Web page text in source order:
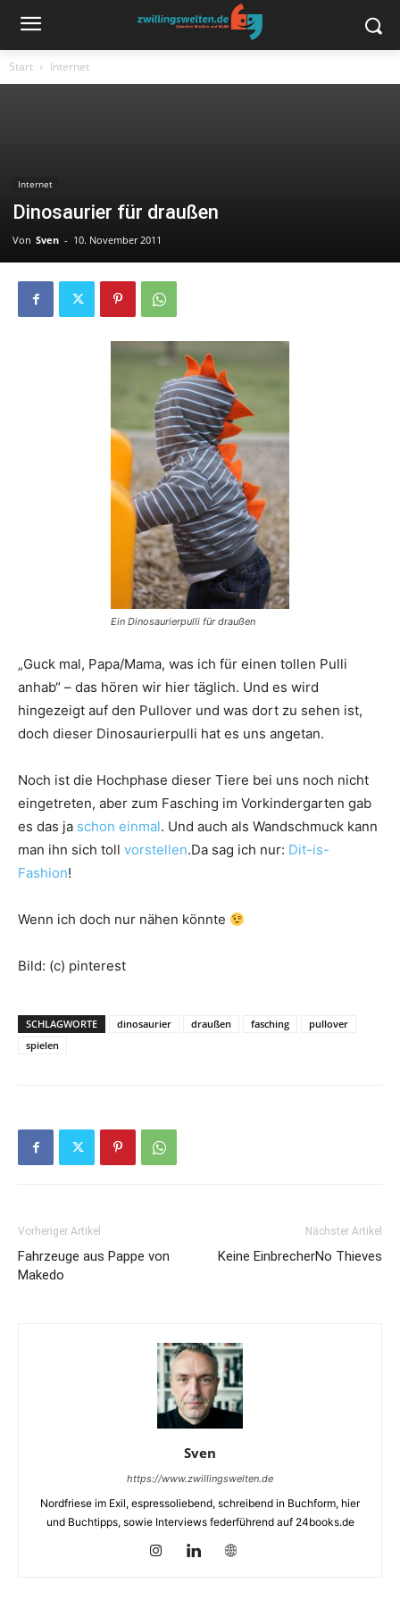
Start Internet
Internet
Dinosaurier für draußen
Von Sven - 10. November 2011
Ein Dinosaurierpulli für draußen
„Guck mal, Papa/Mama, was ich für einen tollen Pulli
anhab“ – das hören wir hier täglich. Und es wird
hingezeigt auf den Pullover und was dort zu sehen ist,
doch dieser Dinosaurierpulli hat es uns angetan.
Noch ist die Hochphase dieser Tiere bei uns noch nicht
eingetreten, aber zum Fasching im Vorkindergarten gab
es das ja schon einmal. Und auch als Wandschmuck kann
man ihn sich toll vorstellen.Da sag ich nur: Dit-is-
Fashion!
Wenn ich doch nur nähen könnte
Bild: (c) pinterest
SCHLAGWORTE dinosaurier draußen fasching
pullover
spielen
Vorheriger Artikel
Fahrzeuge aus Pappe von
Makedo
Nächster Artikel
Keine EinbrecherNo Thieves
Sven
https://www.zwillingswelten.de
Nordfriese im Exil, espressoliebend, schreibend in Buchform, hier
und Buchtipps, sowie Interviews federführend auf 24books.de